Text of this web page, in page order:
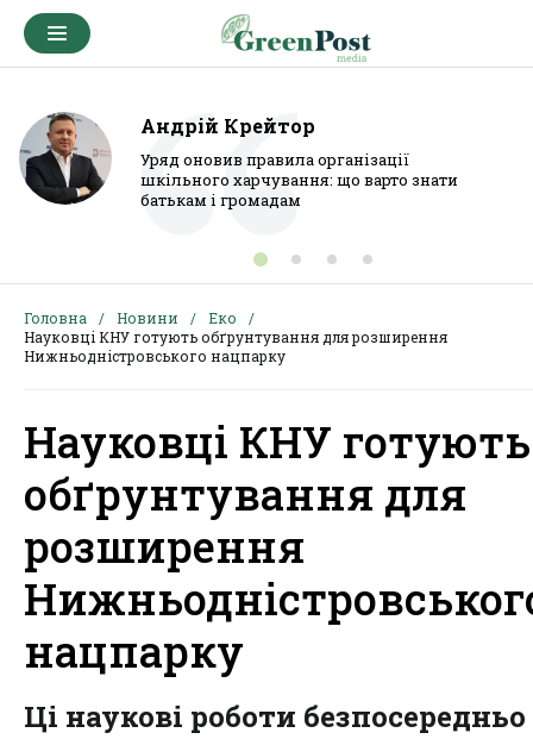
Андрій Крейтор
Уряд оновив правила організації
шкільного харчування: що варто знати
батькам і громадам
Головна Новини
Еко
Науковці КНУ готують обґрунтування для розширення
Нижньодністровського нацпарку
Науковці КНУ готують
обґрунтування для
розширення
нацпарку
Ці наукові роботи безпосередньо